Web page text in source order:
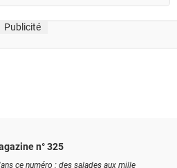
Publicité
n° 325
ce numéro : des salades aux mille